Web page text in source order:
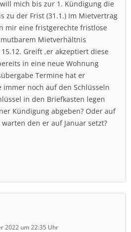
mich bis zur 1. Kündigung die
zu der Frist (31.1.) Im Mietvertrag
mir eine fristgerechte fristlose
Mietverhältnis
Greift ,er akzeptiert diese
in eine neue Wohnung
Termine hat er
noch auf den Schlüsseln
in den Briefkasten legen
Kündigung abgeben? Oder auf
den er auf Januar setzt?
2022 um 22:35 Uhr